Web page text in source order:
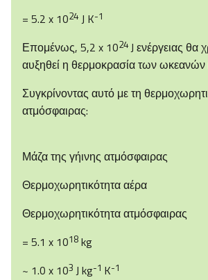
= 5.2 x 1024 J K-1
Επομένως, 5,2 x 1024J ενέργειας θα
αυξηθεί η θερμοκρασία των ωκεανών
Συγκρίνοντας αυτό με τη
ατμόσφαιρας:
Μάζα της γήινης ατμόσφαιρας
Θερμοχωρητικότητα αέρα
Θερμοχωρητικότητα ατμόσφαιρας
= 5.1 x 1018 kg
~ 1.0 x 103 J kg-1 K-1